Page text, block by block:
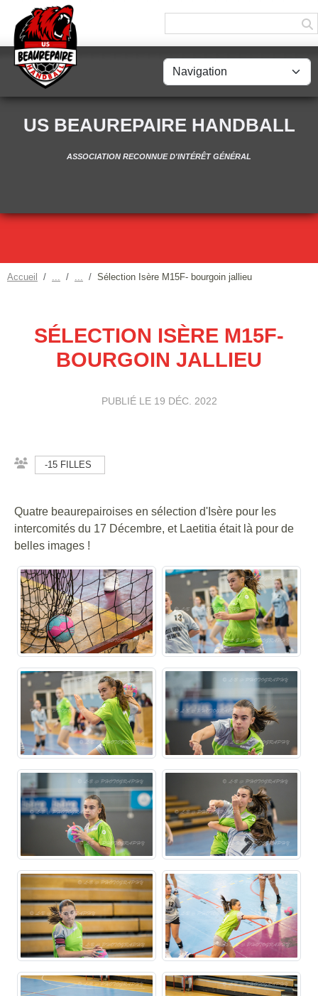
US BEAUREPAIRE HANDBALL
ASSOCIATION RECONNUE D'INTÉRÊT GÉNÉRAL
Accueil Sélection Isère M15F- bourgoin jallieu
SÉLECTION ISÈRE M15F-
BOURGOIN JALLIEU
PUBLIÉ LE 19 DÉC. 2022
-15 FILLES
Quatre beaurepairoises en sélection d'Isère pour les
intercomités du 17 Décembre, et Laetitia était là pour de
belles images !
Panneau de gestion des cookies